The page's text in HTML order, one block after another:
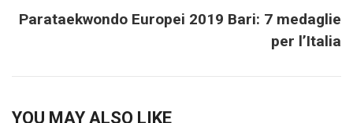
Parataekwondo Europei 2019 Bari: 7 medaglie
per l’Italia
YOU MAY ALSO LIKE